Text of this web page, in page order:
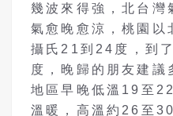
幾波來得強，北台灣
氣愈晚愈涼，桃園以
攝氏21到24度，到
度，晚歸的朋友建議
地區早晚低溫19至
溫暖，高溫約26至30